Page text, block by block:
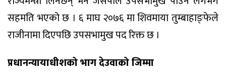
सहमति भएको छ । ६ माघ २०७६ मा शिवमाया तुम्बाहाङ्फेले
राजीनामा दिएपछि उपसभामुख पद रिक्त छ ।
प्रधानन्यायाधीशको भाग देउवाको जिम्मा